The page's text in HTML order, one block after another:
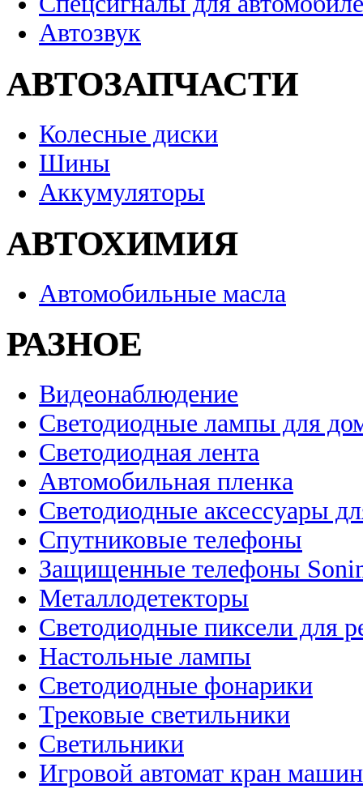
Автозвук
АВТОЗАПЧАСТИ
Колесные диски
Шины
Аккумуляторы
АВТОХИМИЯ
Автомобильные масла
РАЗНОЕ
Видеонаблюдение
Светодиодные лампы для
Светодиодная лента
Автомобильная пленка
Светодиодные аксессуары
Спутниковые телефоны
Защищенные телефоны
Металлодетекторы
Светодиодные пиксели для
Настольные лампы
Светодиодные фонарики
Трековые светильники
Светильники
Игровой автомат кран